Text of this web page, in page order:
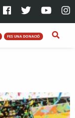
FES UNA DONACIÓ